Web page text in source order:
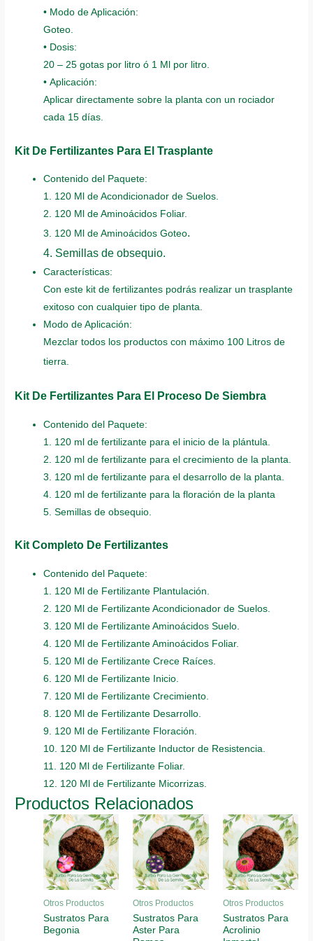
• Modo de Aplicación:
Goteo.
• Dosis:
20 – 25 gotas por litro ó 1 Ml por litro.
• Aplicación:
Aplicar directamente sobre la planta con un rociador
cada 15 días.
Kit De Fertilizantes Para El Trasplante
Contenido del Paquete:
1. 120 Ml de Acondicionador de Suelos.
2. 120 Ml de Aminoácidos Foliar.
3. 120 Ml de Aminoácidos Goteo.
4. Semillas de obsequio.
Características:
Con este kit de fertilizantes podrás realizar un trasplante
exitoso con cualquier tipo de planta.
Modo de Aplicación:
Mezclar todos los productos con máximo 100 Litros de
tierra.
Kit De Fertilizantes Para El Proceso De Siembra
Contenido del Paquete:
1. 120 ml de fertilizante para el inicio de la plántula.
2. 120 ml de fertilizante para el crecimiento de la planta.
3. 120 ml de fertilizante para el desarrollo de la planta.
4. 120 ml de fertilizante para la floración de la planta
5. Semillas de obsequio.
Kit Completo De Fertilizantes
Contenido del Paquete:
1. 120 Ml de Fertilizante Plantulación.
2. 120 Ml de Fertilizante Acondicionador de Suelos.
3. 120 Ml de Fertilizante Aminoácidos Suelo.
4. 120 Ml de Fertilizante Aminoácidos Foliar.
5. 120 Ml de Fertilizante Crece Raíces.
6. 120 Ml de Fertilizante Inicio.
7. 120 Ml de Fertilizante Crecimiento.
8. 120 Ml de Fertilizante Desarrollo.
9. 120 Ml de Fertilizante Floración.
10. 120 Ml de Fertilizante Inductor de Resistencia.
11. 120 Ml de Fertilizante Foliar.
12. 120 Ml de Fertilizante Micorrizas.
Productos Relacionados
Otros Productos
Sustratos Para
Begonia
Otros Productos
Sustratos Para
Aster Para
Otros Productos
Sustratos Para
Acrolinio